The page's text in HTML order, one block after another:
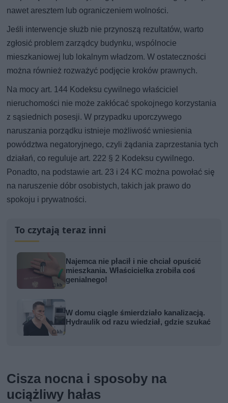
nawet aresztem lub ograniczeniem wolności.
Jeśli interwencje służb nie przynoszą rezultatów, warto
zgłosić problem zarządcy budynku, wspólnocie
mieszkaniowej lub lokalnym władzom. W ostateczności
można również rozważyć podjęcie kroków prawnych.
Na mocy art. 144 Kodeksu cywilnego właściciel
nieruchomości nie może zakłócać spokojnego korzystania
z sąsiednich posesji. W przypadku uporczywego
naruszania porządku istnieje możliwość wniesienia
powództwa negatoryjnego, czyli żądania zaprzestania tych
działań, co reguluje art. 222 § 2 Kodeksu cywilnego.
Ponadto, na podstawie art. 23 i 24 KC można powołać się
na naruszenie dóbr osobistych, takich jak prawo do
spokoju i prywatności.
To czytają teraz inni
Najemca nie płacił i nie chciał opuścić
mieszkania. Właścicielka zrobiła coś
genialnego!
W domu ciągle śmierdziało kanalizacją.
Hydraulik od razu wiedział, gdzie szukać
Cisza nocna i sposoby na
uciążliwy hałas